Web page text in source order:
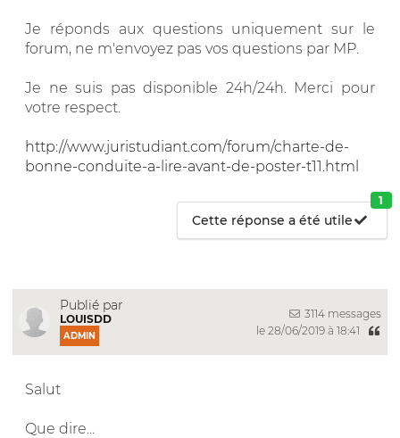
Je réponds aux questions uniquement sur le
forum, ne m'envoyez pas vos questions par MP.
Je ne suis pas disponible 24h/24h. Merci pour
votre respect.
http://www.juristudiant.com/forum/charte-de-
bonne-conduite-a-lire-avant-de-poster-t11.html
Cette réponse a été utile
1
Publié par
LOUISDD
ADMIN
3114 messages
le 28/06/2019 à 18:41
Salut
Que dire...